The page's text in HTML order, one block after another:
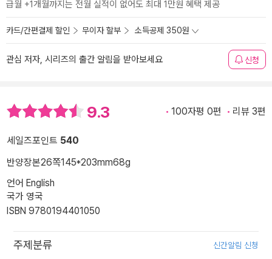
급월 +1개월까지는 전월 실적이 없어도 최대 1만원 혜택 제공
카드/간편결제 할인 무이자 할부 소득공제 350원
관심 저자, 시리즈의 출간 알림을 받아보세요 신청
9.3 100자평 0편 리뷰 3편
세일즈포인트 540
반양장본26쪽145*203mm68g
언어 English
국가 영국
ISBN 9780194401050
주제분류 신간알림 신청